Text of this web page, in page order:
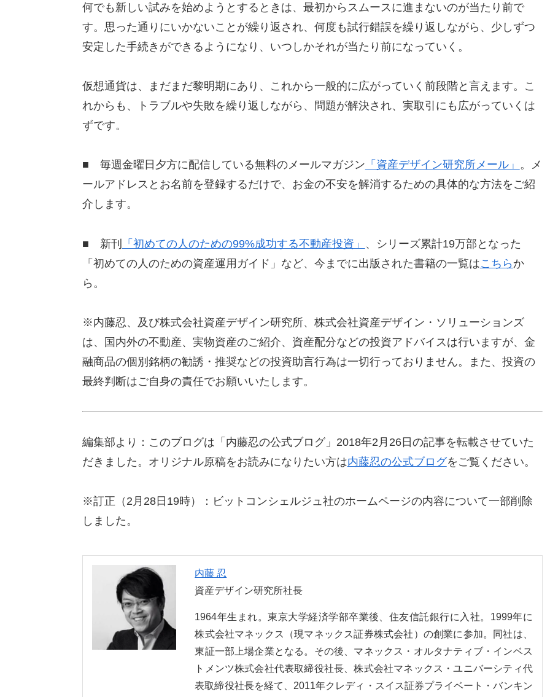
何でも新しい試みを始めようとするときは、最初からスムースに進まないのが当たり前で
す。思った通りにいかないことが繰り返され、何度も試行錯誤を繰り返しながら、少しずつ
安定した手続きができるようになり、いつしかそれが当たり前になっていく。
仮想通貨は、まだまだ黎明期にあり、これから一般的に広がっていく前段階と言えます。こ
れからも、トラブルや失敗を繰り返しながら、問題が解決され、実取引にも広がっていくは
ずです。
■ 毎週金曜日夕方に配信している無料のメールマガジン 「資産デザイン研究所メール」 。メ
ールアドレスとお名前を登録するだけで、お金の不安を解消するための具体的な方法をご紹
介します。
■ 新刊 「初めての人のための99%成功する不動産投資」 、シリーズ累計19万部となった
「初めての人のための資産運用ガイド」など、今までに出版された書籍の一覧はこちら か
ら。
※内藤忍、及び株式会社資産デザイン研究所、株式会社資産デザイン・ソリューションズ
は、国内外の不動産、実物資産のご紹介、資産配分などの投資アドバイスは行いますが、金
融商品の個別銘柄の勧誘・推奨などの投資助言行為は一切行っておりません。また、投資の
最終判断はご自身の責任でお願いいたします。
編集部より：このブログは「内藤忍の公式ブログ」2018年2月26日の記事を転載させていた
だきました。オリジナル原稿をお読みになりたい方は内藤忍の公式ブログをご覧ください。
※訂正（2月28日19時）：ビットコンシェルジュ社のホームページの内容について一部削除
しました。
内藤 忍
資産デザイン研究所社長
1964年生まれ。東京大学経済学部卒業後、住友信託銀行に入社。1999年に
株式会社マネックス（現マネックス証券株式会社）の創業に参加。同社は、
東証一部上場企業となる。その後、マネックス・オルタナティブ・インベス
トメンツ株式会社代表取締役社長、株式会社マネックス・ユニバーシティ代
表取締役社長を経て、2011年クレディ・スイス証券プライベート・バンキン